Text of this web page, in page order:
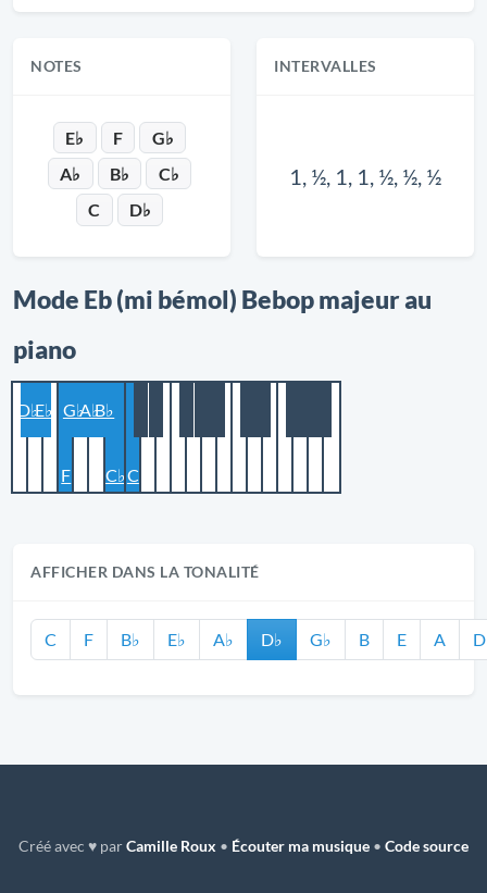
NOTES
E♭ F
G♭
A♭
B♭
C♭
C
D♭
INTERVALLES
1, ½, 1, 1, ½, ½, ½
Mode Eb (mi bémol) Bebop majeur au
piano
D♭E♭
F
G♭A♭B♭
C♭C
AFFICHER DANS LA TONALITÉ
C F B♭ E♭ A♭ D♭ G♭ B E A D
Créé avec ♥ parCamille Roux • Écouter ma musique • Code source